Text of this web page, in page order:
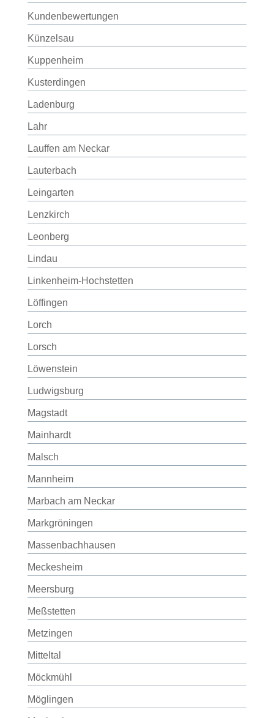
Kundenbewertungen
Künzelsau
Kuppenheim
Kusterdingen
Ladenburg
Lahr
Lauffen am Neckar
Lauterbach
Leingarten
Lenzkirch
Leonberg
Lindau
Linkenheim-Hochstetten
Löffingen
Lorch
Lorsch
Löwenstein
Ludwigsburg
Magstadt
Mainhardt
Malsch
Mannheim
Marbach am Neckar
Markgröningen
Massenbachhausen
Meckesheim
Meersburg
Meßstetten
Metzingen
Mitteltal
Möckmühl
Möglingen